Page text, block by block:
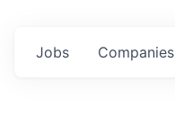
Jobs Companies